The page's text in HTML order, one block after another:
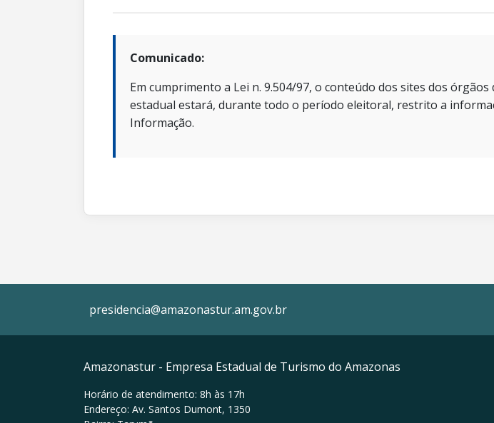
Comunicado:
Em cumprimento a Lei n. 9.504/97, o conteúdo dos sites dos
estadual estará, durante todo o período eleitoral, restrito a
Informação.
presidencia@amazonastur.am.gov.br
Amazonastur - Empresa Estadual de Turismo do Amazonas
Horário de atendimento: 8h às 17h
Endereço: Av. Santos Dumont, 1350